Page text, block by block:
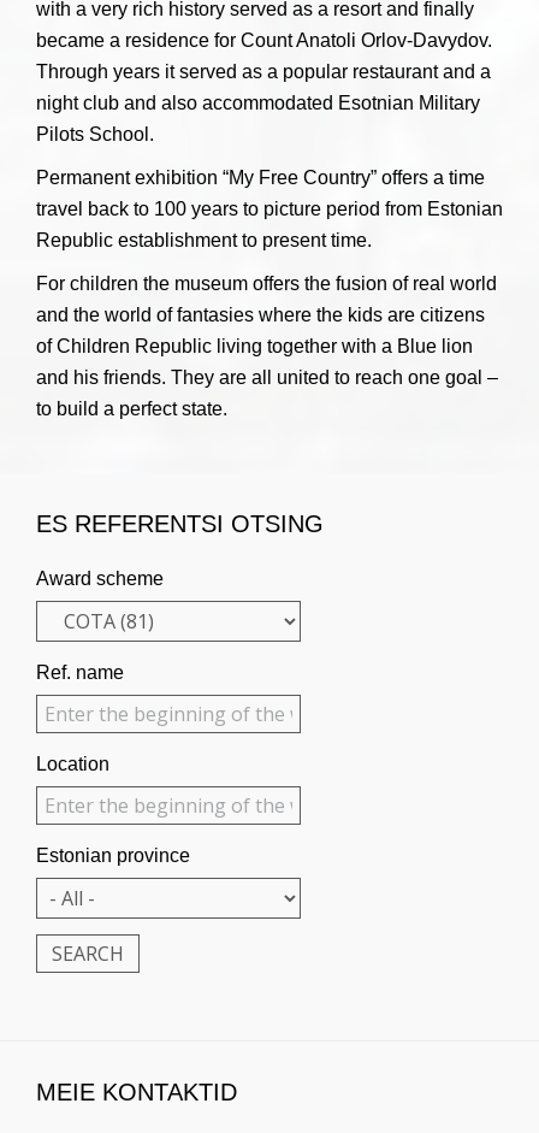
with a very rich history served as a resort and finally
became a residence for Count Anatoli Orlov-Davydov.
Through years it served as a popular restaurant and a
night club and also accommodated Esotnian Military
Pilots School.
Permanent exhibition “My Free Country” offers a time
travel back to 100 years to picture period from Estonian
Republic establishment to present time.
For children the museum offers the fusion of real world
and the world of fantasies where the kids are citizens
of Children Republic living together with a Blue lion
and his friends. They are all united to reach one goal –
to build a perfect state.
ES REFERENTSI OTSING
Award scheme
Ref. name
Location
Estonian province
MEIE KONTAKTID